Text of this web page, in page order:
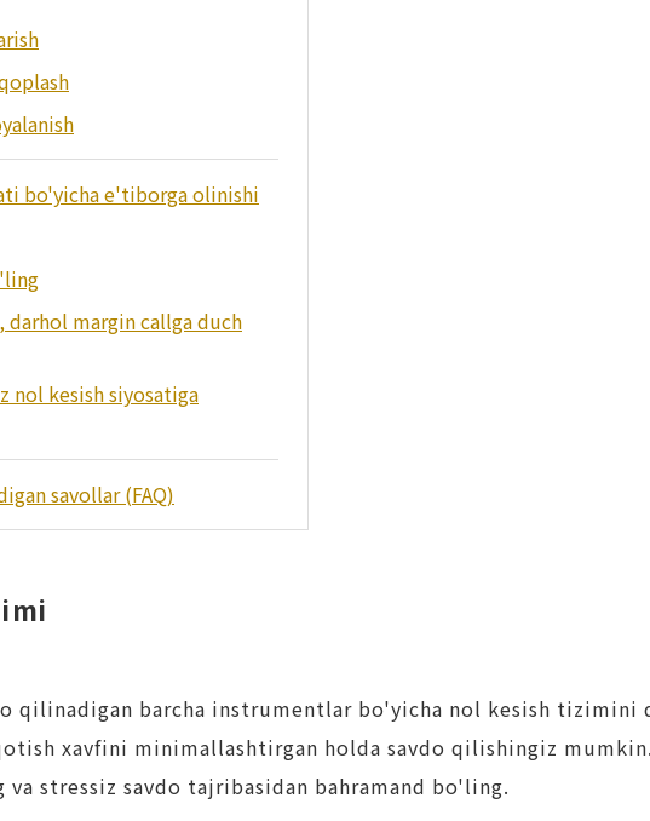
bo'yicha e'tiborga olinishi
darhol margin callga duch
nol kesish siyosatiga
savollar (FAQ)
qilinadigan barcha instrumentlar bo'yicha nol kesish tizimini
xavfini minimallashtirgan holda savdo qilishingiz
stressiz savdo tajribasidan bahramand bo'ling.